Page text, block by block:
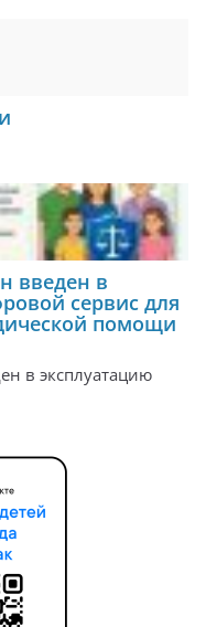
введен в
сервис для
помощи
в эксплуатацию